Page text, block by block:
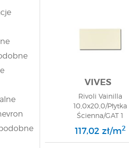
VIVES
Rivoli Vainilla
10,0x20,0/Płytka
Ścienna/GAT 1
117,02 zł/m2